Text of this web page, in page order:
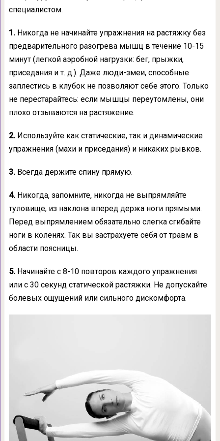
специалистом.
1.Никогда не начинайте упражнения на растяжку без
предварительного разогрева мышц в течение 10-15
минут (легкой аэробной нагрузки: бег, прыжки,
приседания и т. д.). Даже люди-змеи, способные
заплестись в клубок не позволяют себе этого. Только
не перестарайтесь: если мышцы переутомлены, они
плохо отзываются на растяжение.
2. Используйте как статические, так и динамические
упражнения (махи и приседания) и никаких рывков.
3. Всегда держите спину прямую.
4.Никогда, запомните, никогда не выпрямляйте
туловище, из наклона вперед держа ноги прямыми.
Перед выпрямлением обязательно слегка сгибайте
ноги в коленях. Так вы застрахуете себя от травм в
области поясницы.
5.Начинайте с 8-10 повторов каждого упражнения
или с 30 секунд статической растяжки. Не допускайте
болевых ощущений или сильного дискомфорта.